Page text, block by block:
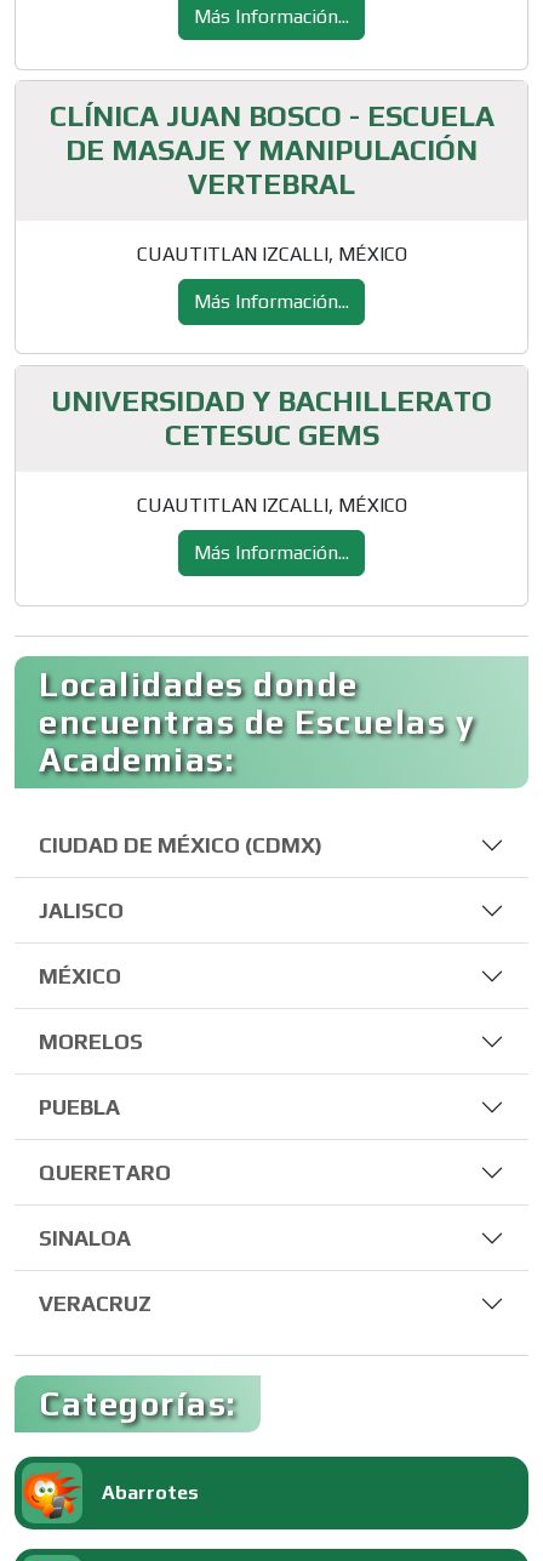
Más Información...
CLÍNICA JUAN BOSCO - ESCUELA
DE MASAJE Y MANIPULACIÓN
VERTEBRAL
CUAUTITLAN IZCALLI, MÉXICO
Más Información...
UNIVERSIDAD Y BACHILLERATO
CETESUC GEMS
CUAUTITLAN IZCALLI, MÉXICO
Más Información...
Localidades donde
encuentras de Escuelas y
Academias:
CIUDAD DE MÉXICO (CDMX)
JALISCO
MÉXICO
MORELOS
PUEBLA
QUERETARO
SINALOA
VERACRUZ
Categorías:
Abarrotes